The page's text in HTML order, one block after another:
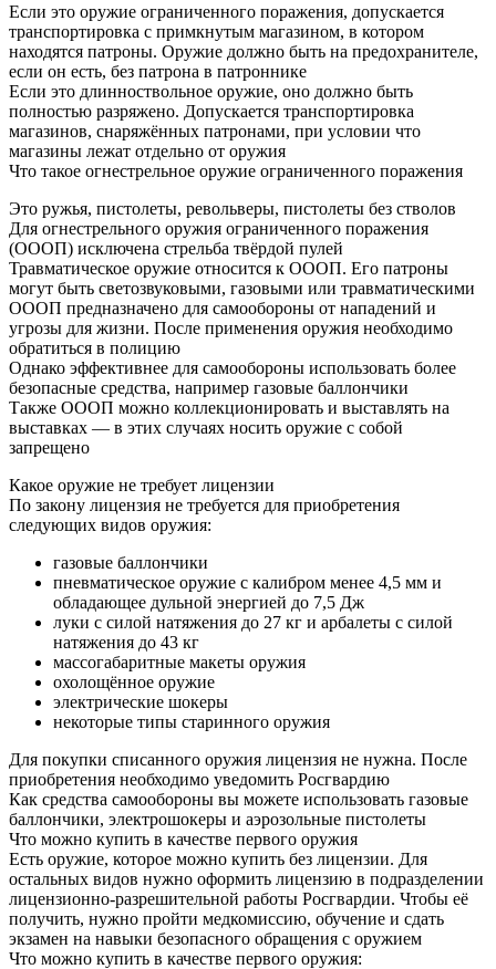
Если это оружие ограниченного поражения, допускается
транспортировка с примкнутым магазином, в котором
находятся патроны. Оружие должно быть на предохранителе,
если он есть, без патрона в патроннике
Если это длинноствольное оружие, оно должно быть
полностью разряжено. Допускается транспортировка
магазинов, снаряжённых патронами, при условии что
магазины лежат отдельно от оружия
Что такое огнестрельное оружие ограниченного поражения
Это ружья, пистолеты, револьверы, пистолеты без стволов
Для огнестрельного оружия ограниченного поражения
(ОООП) исключена стрельба твёрдой пулей
Травматическое оружие относится к ОООП. Его патроны
могут быть светозвуковыми, газовыми или травматическими
ОООП предназначено для самообороны от нападений и
угрозы для жизни. После применения оружия необходимо
обратиться в полицию
Однако эффективнее для самообороны использовать более
безопасные средства, например газовые баллончики
Также ОООП можно коллекционировать и выставлять на
выставках — в этих случаях носить оружие с собой
запрещено
Какое оружие не требует лицензии
По закону лицензия не требуется для приобретения
следующих видов оружия:
газовые баллончики
пневматическое оружие с калибром менее 4,5 мм и
обладающее дульной энергией до 7,5 Дж
луки с силой натяжения до 27 кг и арбалеты с силой
натяжения до 43 кг
массогабаритные макеты оружия
охолощённое оружие
электрические шокеры
некоторые типы старинного оружия
Для покупки списанного оружия лицензия не нужна. После
приобретения необходимо уведомить Росгвардию
Как средства самообороны вы можете использовать газовые
баллончики, электрошокеры и аэрозольные пистолеты
Что можно купить в качестве первого оружия
Есть оружие, которое можно купить без лицензии. Для
остальных видов нужно оформить лицензию в подразделении
лицензионно-разрешительной работы Росгвардии. Чтобы её
получить, нужно пройти медкомиссию, обучение и сдать
экзамен на навыки безопасного обращения с оружием
Что можно купить в качестве первого оружия: